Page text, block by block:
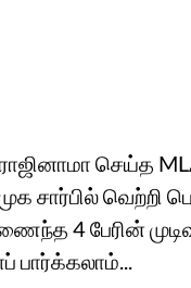
செய்த
சார்பில் வெற்றி
4 பேரின்
பார்க்கலாம்...